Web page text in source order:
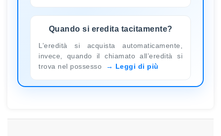
Quando si eredita tacitamente?
L’eredità si acquista automaticamente,
invece, quando il chiamato all’eredità si
trova nel possesso
Leggi di più